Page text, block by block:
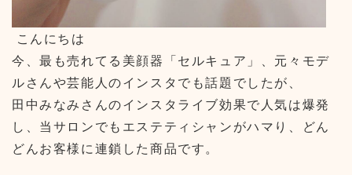
こんにちは
今、最も売れてる美顔器「セルキュア」、元々モデ
ルさんや芸能人のインスタでも話題でしたが、
田中みなみさんのインスタライブ効果で人気は爆発
し、当サロンでもエステティシャンがハマり、どん
どんお客様に連鎖した商品です。